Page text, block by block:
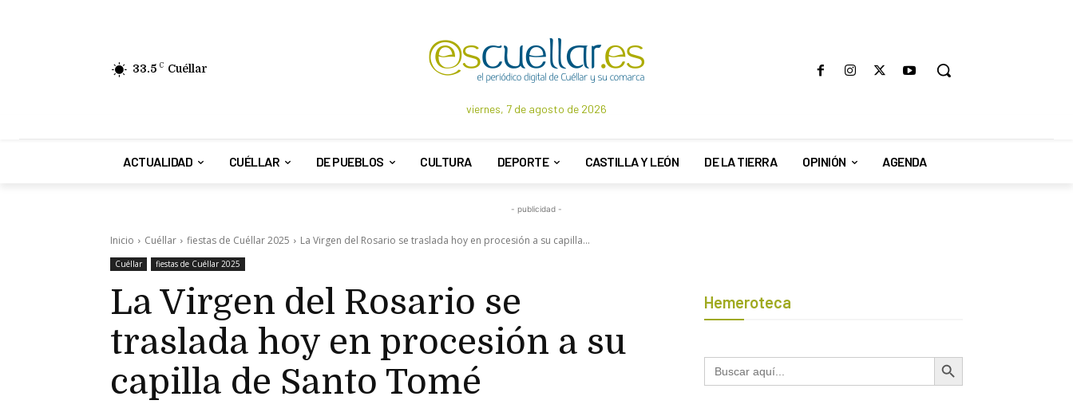
33.5 C Cuéllar
viernes, 7 de agosto de 2026
ACTUALIDAD CUÉLLAR DE PUEBLOS CULTURA DEPORTE CASTILLA Y LEÓN DE LA TIERRA OPINIÓN AGENDA
- publicidad -
Inicio Cuéllar fiestas de Cuéllar 2025 La Virgen del Rosario se traslada hoy en procesión a su capilla...
Cuéllar fiestas de Cuéllar 2025
La Virgen del Rosario se
traslada hoy en procesión a su
capilla de Santo Tomé
Hemeroteca
Buscar: Botón de búsqueda